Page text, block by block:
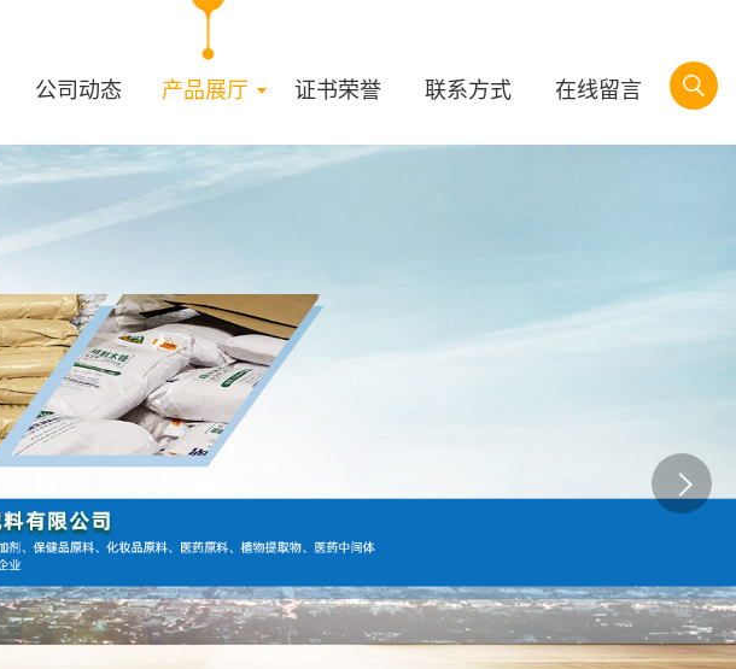
公司动态 产品展厅 证书荣誉 联系方式 在线留言